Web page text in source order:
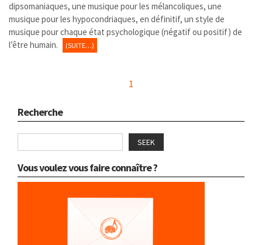
dipsomaniaques, une musique pour les mélancoliques, une
musique pour les hypocondriaques, en définitif, un style de
musique pour chaque état psychologique (négatif ou positif) de
l’être humain.
(SUITE…)
1
Recherche
SEEK
Vous voulez vous faire connaître ?